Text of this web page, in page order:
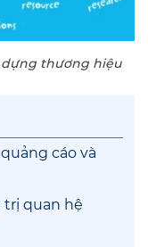
dựng thương hiệu
cáo và
trị quan hệ